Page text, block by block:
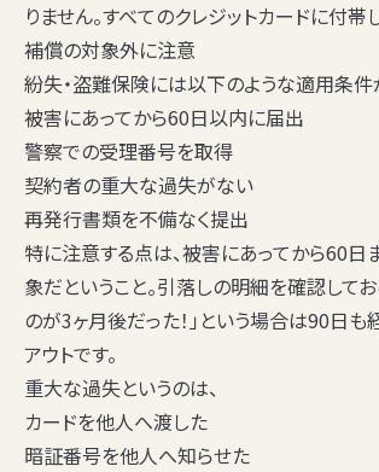
りません。すべてのクレジットカードに付帯
補償の対象外に注意
紛失・盗難保険には以下のような適用条件
被害にあってから60日以内に届出
警察での受理番号を取得
契約者の重大な過失がない
再発行書類を不備なく提出
特に注意する点は、被害にあってから60日
象だということ。引落しの明細を確認してお
のが3ヶ月後だった！」という場合は90日も
アウトです。
重大な過失というのは、
カードを他人へ渡した
暗証番号を他人へ知らせた